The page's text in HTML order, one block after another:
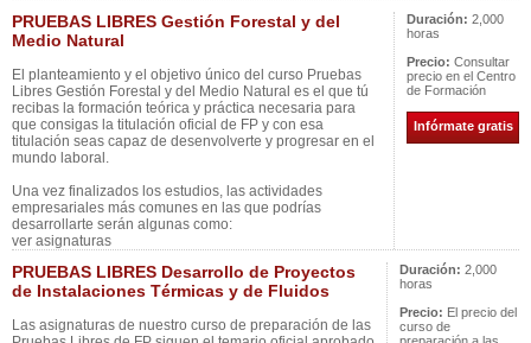
PRUEBAS LIBRES Gestión Forestal y del
Medio Natural
El planteamiento y el objetivo único del curso Pruebas
Libres Gestión Forestal y del Medio Natural es el que tú
recibas la formación teórica y práctica necesaria para
que consigas la titulación oficial de FP y con esa
titulación seas capaz de desenvolverte y progresar en el
mundo laboral.
Una vez finalizados los estudios, las actividades
empresariales más comunes en las que podrías
desarrollarte serán algunas como:
ver asignaturas
Duración: 2,000
horas
Precio: Consultar
precio en el Centro
de Formación
Infórmate gratis
PRUEBAS LIBRES Desarrollo de Proyectos
de Instalaciones Térmicas y de Fluidos
Las asignaturas de nuestro curso de preparación de las
Duración: 2,000
horas
Precio: El precio del
curso de